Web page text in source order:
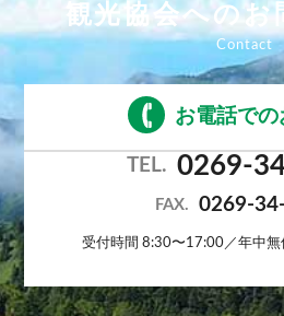
観光協会へのお
お電話で
TEL. 0269-
FAX. 0269-
受付時間 8:30〜17:00／年中無